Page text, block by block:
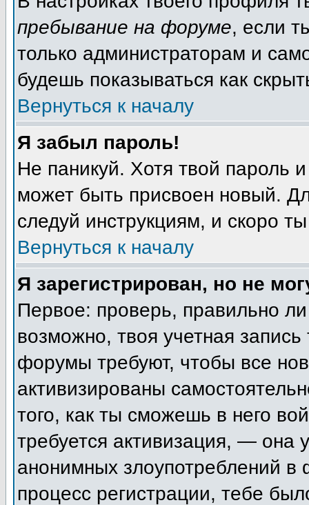
пребывание на форуме, если
только администраторам и
будешь показываться как
Вернуться к началу
Я забыл пароль!
Не паникуй. Хотя твой пароль
может быть присвоен новый.
следуй инструкциям, и скоро
Вернуться к началу
Я зарегистрирован, но не
Первое: проверь, правильно
возможно, твоя учетная
форумы требуют, чтобы все
активизированы
того, как ты сможешь в него
требуется активизация, — она
анонимных злоупотреблений
процесс регистрации, тебе